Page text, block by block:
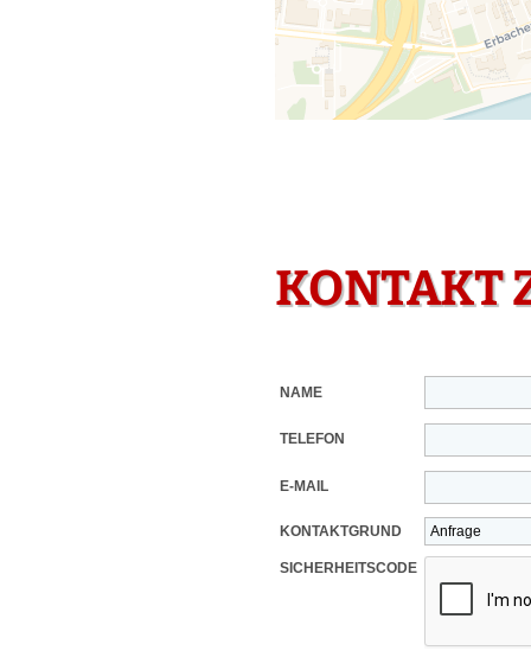
KONTAKT
NAME
TELEFON
E-MAIL
KONTAKTGRUND
SICHERHEITSCODE